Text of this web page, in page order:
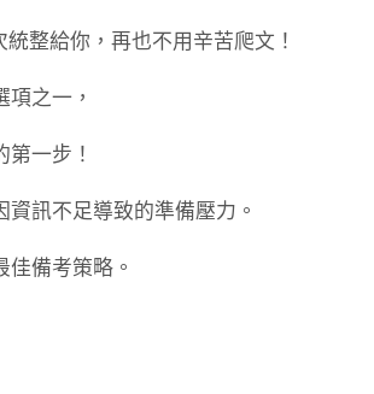
整給你，再也不用辛苦爬文！
之一，
第一步！
訊不足導致的準備壓力。
備考策略。